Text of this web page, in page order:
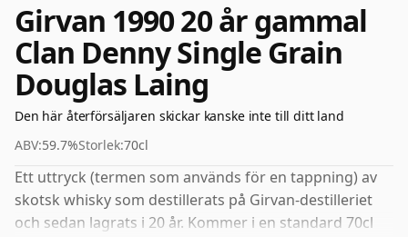
Girvan 1990 20 år gammal
Clan Denny Single Grain
Douglas Laing
Den här återförsäljaren skickar kanske inte till ditt land
ABV:59.7%Storlek:70cl
Ett uttryck (termen som används för en tappning) av
skotsk whisky som destillerats på Girvan-destilleriet
och sedan lagrats i 20 år. Kommer i en standard 70cl